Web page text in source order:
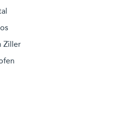
Ziller